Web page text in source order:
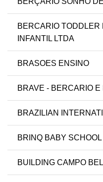
BERCARIO
INFANTIL LTDA
BRASOES ENSINO
BRAVE - BERCARIO
BRAZILIAN
BRINQ BABY SCHOOL
BUILDING CAMPO